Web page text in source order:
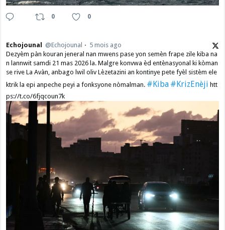
0 0
Echojounal @Echojounal
5 mois ago
Dezyèm pàn kouran jeneral nan mwens pase yon semèn frape zile kiba na
n lannwit samdi 21 mas 2026 la. Malgre konvwa èd entènasyonal ki kòman
se rive La Avàn, anbago lwil oliv Lèzetazini an kontinye pete fyèl sistèm ele
ktrik la epi anpeche peyi a fonksyone nòmalman. #Kiba #KrizEnèji htt
ps://t.co/6fjqcoun7k